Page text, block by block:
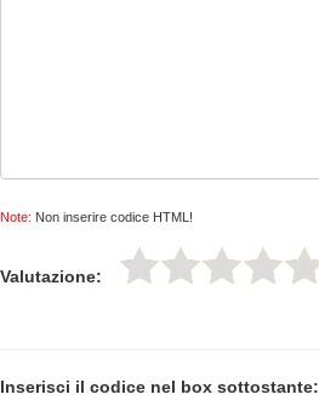
Note: Non inserire codice HTML!
Valutazione:
Inserisci il codice nel box sottostante: